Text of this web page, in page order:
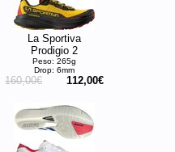
La Sportiva
Prodigio 2
Peso: 265g
Drop: 6mm
160,00€ 112,00€